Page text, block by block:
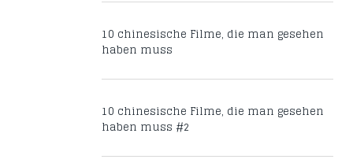
10 chinesische Filme, die man gesehen
haben muss
10 chinesische Filme, die man gesehen
haben muss #2